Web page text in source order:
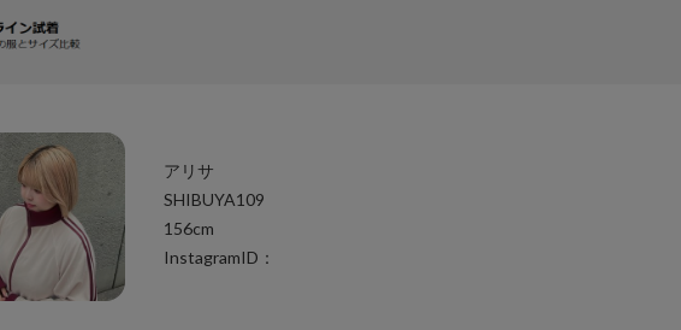
アリサ
SHIBUYA109
156cm
InstagramID：